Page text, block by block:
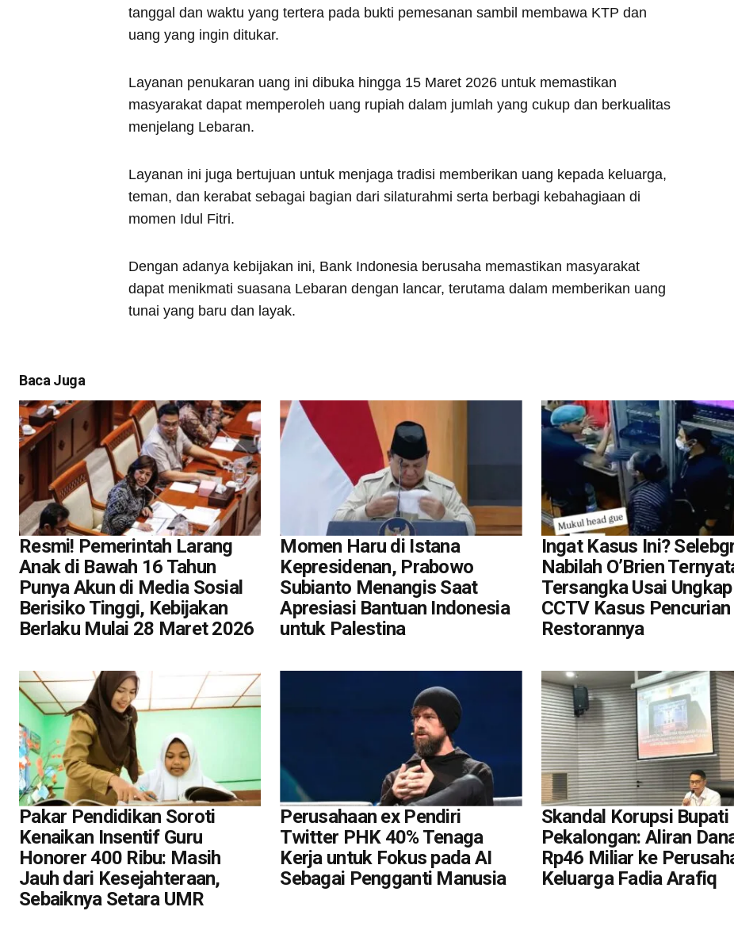
tanggal dan waktu yang tertera pada bukti pemesanan sambil membawa KTP dan
uang yang ingin ditukar.
Layanan penukaran uang ini dibuka hingga 15 Maret 2026 untuk memastikan
masyarakat dapat memperoleh uang rupiah dalam jumlah yang cukup dan berkualitas
menjelang Lebaran.
Layanan ini juga bertujuan untuk menjaga tradisi memberikan uang kepada keluarga,
teman, dan kerabat sebagai bagian dari silaturahmi serta berbagi kebahagiaan di
momen Idul Fitri.
Dengan adanya kebijakan ini, Bank Indonesia berusaha memastikan masyarakat
dapat menikmati suasana Lebaran dengan lancar, terutama dalam memberikan uang
tunai yang baru dan layak.
Baca Juga
Resmi! Pemerintah Larang
Anak di Bawah 16 Tahun
Punya Akun di Media Sosial
Berisiko Tinggi, Kebijakan
Berlaku Mulai 28 Maret 2026
Momen Haru di Istana
Kepresidenan, Prabowo
Subianto Menangis Saat
Apresiasi Bantuan Indonesia
untuk Palestina
Ingat Kasus Ini?
Nabilah O’Brien
Tersangka Usai Ungkap
CCTV Kasus
Restorannya
Pakar Pendidikan Soroti
Kenaikan Insentif Guru
Honorer 400 Ribu: Masih
Jauh dari Kesejahteraan,
Sebaiknya Setara UMR
Perusahaan ex Pendiri
Twitter PHK 40% Tenaga
Kerja untuk Fokus pada AI
Sebagai Pengganti Manusia
Skandal Korupsi Bupati
Pekalongan: Aliran
Rp46 Miliar ke
Keluarga Fadia Arafiq